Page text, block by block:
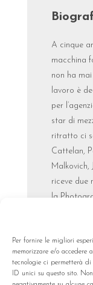
Per fornire le migliori
memorizzare e/o accedere
tecnologie ci permetterà
ID unici su questo sito.
A cinque
macchina
non ha
lavoro è
per
star di
ritratto ci
Cattelan,
Malkovich,
riceve due
la